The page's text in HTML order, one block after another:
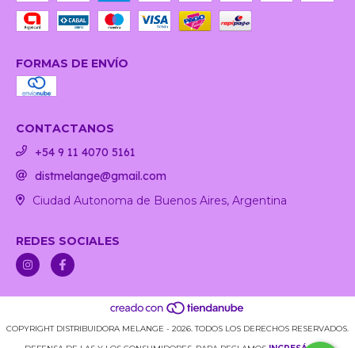
FORMAS DE ENVÍO
CONTACTANOS
+54 9 11 4070 5161
distmelange@gmail.com
Ciudad Autonoma de Buenos Aires, Argentina
REDES SOCIALES
COPYRIGHT DISTRIBUIDORA MELANGE - 2026. TODOS LOS DERECHOS RESERVADOS.